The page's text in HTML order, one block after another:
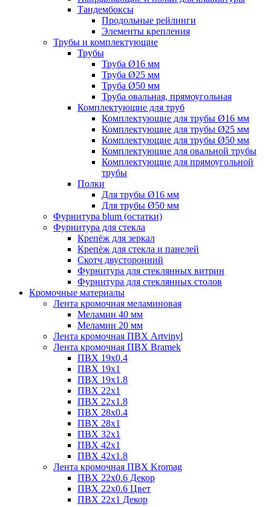
Тандембоксы
Продольные рейлинги
Элементы крепления
Трубы и комплектующие
Трубы
Труба Ø16 мм
Труба Ø25 мм
Труба Ø50 мм
Труба овальная, прямоугольная
Комплектующие для труб
Комплектующие для трубы Ø16 мм
Комплектующие для трубы Ø25 мм
Комплектующие для трубы Ø50 мм
Комплектующие для овальной трубы
Комплектующие для прямоугольной
трубы
Полки
Для трубы Ø16 мм
Для трубы Ø50 мм
Фурнитура blum (остатки)
Фурнитура для стекла
Крепёж для зеркал
Крепёж для стекла и панелей
Скотч двусторонний
Фурнитура для стеклянных витрин
Фурнитура для стеклянных столов
Кромочные материалы
Лента кромочная меламиновая
Меламин 40 мм
Меламин 20 мм
Лента кромочная ПВХ Artvinyl
Лента кромочная ПВХ Bramek
ПВХ 19x0.4
ПВХ 19х1
ПВХ 19х1.8
ПВХ 22х1
ПВХ 22х1.8
ПВХ 28х0.4
ПВХ 28х1
ПВХ 32x1
ПВХ 42х1
ПВХ 42х1.8
Лента кромочная ПВХ Kromag
ПВХ 22x0.6 Декор
ПВХ 22x0.6 Цвет
ПВХ 22x1 Декор